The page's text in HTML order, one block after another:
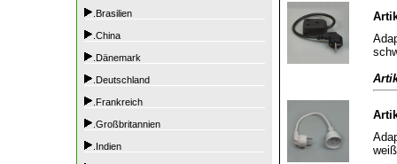
.Brasilien
.China
.Dänemark
.Deutschland
.Frankreich
.Großbritannien
.Indien
weiß